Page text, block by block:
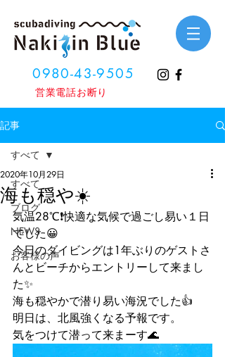
0980-43-9505
​営業電話お断り
記事
すべて
ブログ
NEWS
お客様の声
すべて
海も穏や☀️
2020年10月29日
気温28℃❗️快適な気候で過ごし易い１日
でした😀
今日のダイビングは1年ぶりのゲストさ
んとビーチからエントリーして来まし
た✨
海も穏やかで潜り易い海況でした👍
明日は、北風強くなる予報です。
気をつけて潜って来まーす🌊